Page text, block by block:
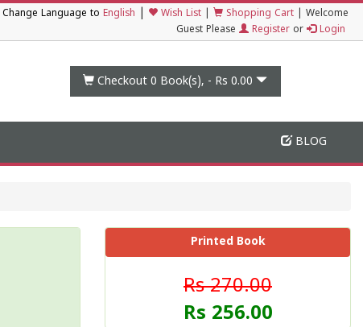
Change Language to English Wish List Shopping Cart
Welcome
Guest Please
Register or Login
Checkout 0 Book(s), - Rs 0.00
BLOG
Printed Book
Rs 270.00
Rs 256.00